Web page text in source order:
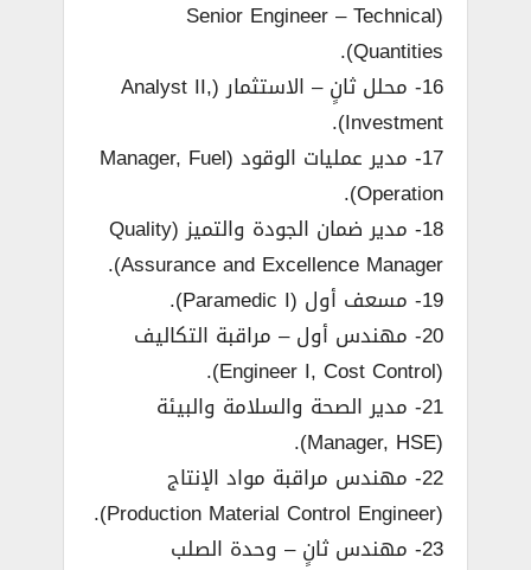
(Senior Engineer – Technical
Quantities).
16- محلل ثانٍ – الاستثمار (Analyst II,
Investment).
17- مدير عمليات الوقود (Manager, Fuel
Operation).
18- مدير ضمان الجودة والتميز (Quality
Assurance and Excellence Manager).
19- مسعف أول (Paramedic I).
20- مهندس أول – مراقبة التكاليف
(Engineer I, Cost Control).
21- مدير الصحة والسلامة والبيئة
(Manager, HSE).
22- مهندس مراقبة مواد الإنتاج
(Production Material Control Engineer).
23- مهندس ثانٍ – وحدة الصلب